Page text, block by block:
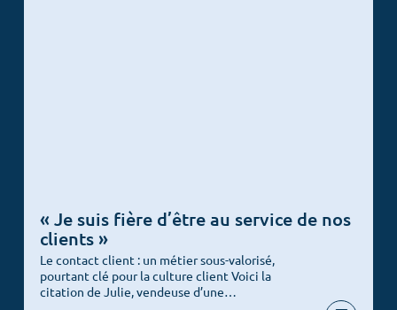
« Je suis fière d’être au service de nos
clients »
Le contact client : un métier sous-valorisé,
pourtant clé pour la culture client Voici la
citation de Julie, vendeuse d’une…